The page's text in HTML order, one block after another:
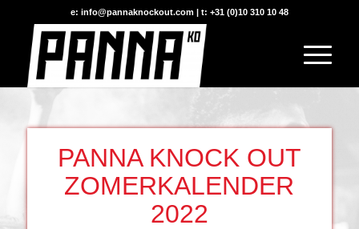
e: info@pannaknockout.com | t: +31 (0)10 310 10 48
PANNA KNOCK OUT
ZOMERKALENDER
2022